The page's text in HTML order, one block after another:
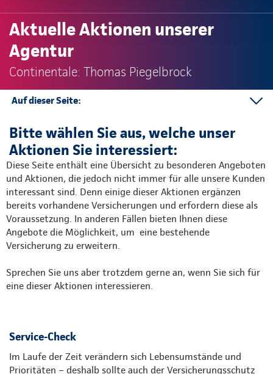
Aktuelle Aktionen unserer
Agentur
Continentale: Thomas Piegelbrock
Auf dieser Seite:
Bitte wählen Sie aus, welche unser
Aktionen Sie interessiert:
Diese Seite enthält eine Übersicht zu besonderen Angeboten
und Aktionen, die jedoch nicht immer für alle unsere Kunden
interessant sind. Denn einige dieser Aktionen ergänzen
bereits vorhandene Versicherungen und erfordern diese als
Voraussetzung. In anderen Fällen bieten Ihnen diese
Angebote die Möglichkeit, um eine bestehende
Versicherung zu erweitern.
Sprechen Sie uns aber trotzdem gerne an, wenn Sie sich für
eine dieser Aktionen interessieren.
Service-Check
Im Laufe der Zeit verändern sich Lebensumstände und
Prioritäten – deshalb sollte auch der Versicherungsschutz